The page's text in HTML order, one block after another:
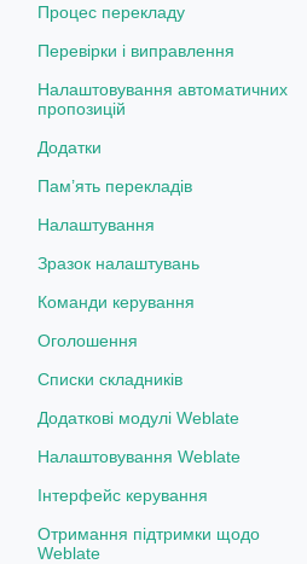
Процес перекладу
Перевірки і виправлення
Налаштовування автоматичних
пропозицій
Додатки
Пам’ять перекладів
Налаштування
Зразок налаштувань
Команди керування
Оголошення
Списки складників
Додаткові модулі Weblate
Налаштовування Weblate
Інтерфейс керування
Отримання підтримки щодо
Weblate